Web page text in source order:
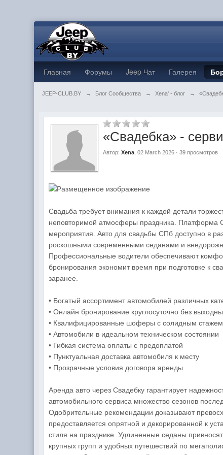
Главная Форумы Jeep Чат Галерея
JEEP-CLUB.BY → Блог Сообщества → Xena' - блог →
«Свадебка» -
Автор:Xena , 02 March 2026 · 39 просмотров
Свадьба требует внимания к каждой детали
неповторимой атмосферы праздника. Платформа
мероприятия. Авто для свадьбы СПб доступно в
роскошными современными седанами и
Профессиональные водители обеспечивают
бронирования экономит время при подготовке к
заранее.
• Богатый ассортимент автомобилей различных
• Онлайн бронирование круглосуточно без
• Квалифицированные шоферы с солидным стажем
• Автомобили в идеальном техническом состоянии
• Гибкая система оплаты с предоплатой
• Пунктуальная доставка автомобиля к месту
• Прозрачные условия договора аренды
Аренда авто через Свадебку гарантирует
автомобильного сервиса множество сезонов
Одобрительные рекомендации доказывают
предоставляется опрятной и декорированной к
стиля на празднике. Удлиненные седаны
крупных групп и удобных путешествий по